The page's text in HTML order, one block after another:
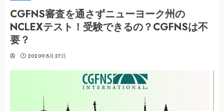
CGFNS審査を通さずニューヨーク州の
NCLEXテスト！受験できるの？CGFNSは不
要？
2020年8月27日